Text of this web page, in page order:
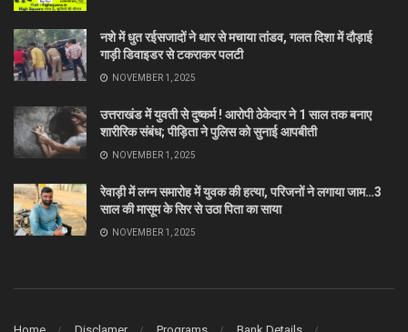
नशे में धुत रईसजादों ने थार से मचाया तांडव, गलत दिशा में दौड़ाई
गाड़ी डिवाइडर से टकराकर पलटी
NOVEMBER 1, 2025
उत्तराखंड में युवती से दुष्कर्म ! आरोपी ठेकेदार ने 1 साल तक बनाए
शारीरिक संबंध; पीड़िता ने पुलिस को सुनाई आपबीती
NOVEMBER 1, 2025
रेवाड़ी में लग्न समारोह में युवक की हत्या, परिजनों ने लगाया जाम…3
साल की मासूम के सिर से उठा पिता का साया
NOVEMBER 1, 2025